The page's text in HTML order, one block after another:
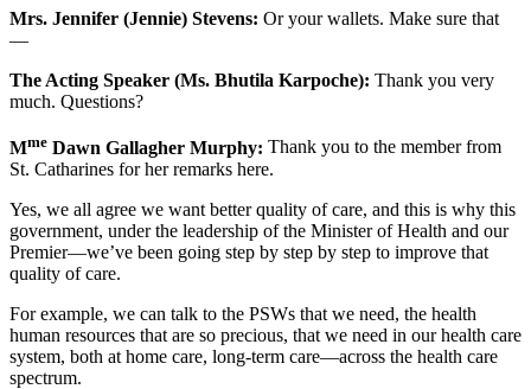
Mrs. Jennifer (Jennie) Stevens: Or your wallets. Make sure that
—
The Acting Speaker (Ms. Bhutila Karpoche): Thank you very
much. Questions?
Mme Dawn Gallagher Murphy: Thank you to the member from
St. Catharines for her remarks here.
Yes, we all agree we want better quality of care, and this is why this
government, under the leadership of the Minister of Health and our
Premier—we’ve been going step by step by step to improve that
quality of care.
For example, we can talk to the PSWs that we need, the health
human resources that are so precious, that we need in our health care
system, both at home care, long-term care—across the health care
spectrum.